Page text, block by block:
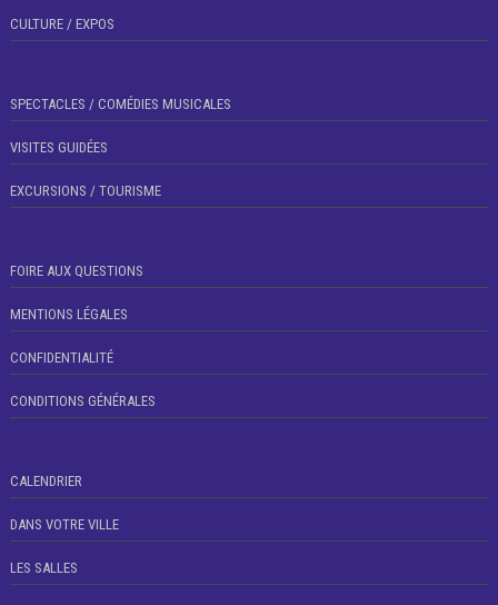
CULTURE / EXPOS
SPECTACLES / COMÉDIES MUSICALES
VISITES GUIDÉES
EXCURSIONS / TOURISME
FOIRE AUX QUESTIONS
MENTIONS LÉGALES
CONFIDENTIALITÉ
CONDITIONS GÉNÉRALES
CALENDRIER
DANS VOTRE VILLE
LES SALLES